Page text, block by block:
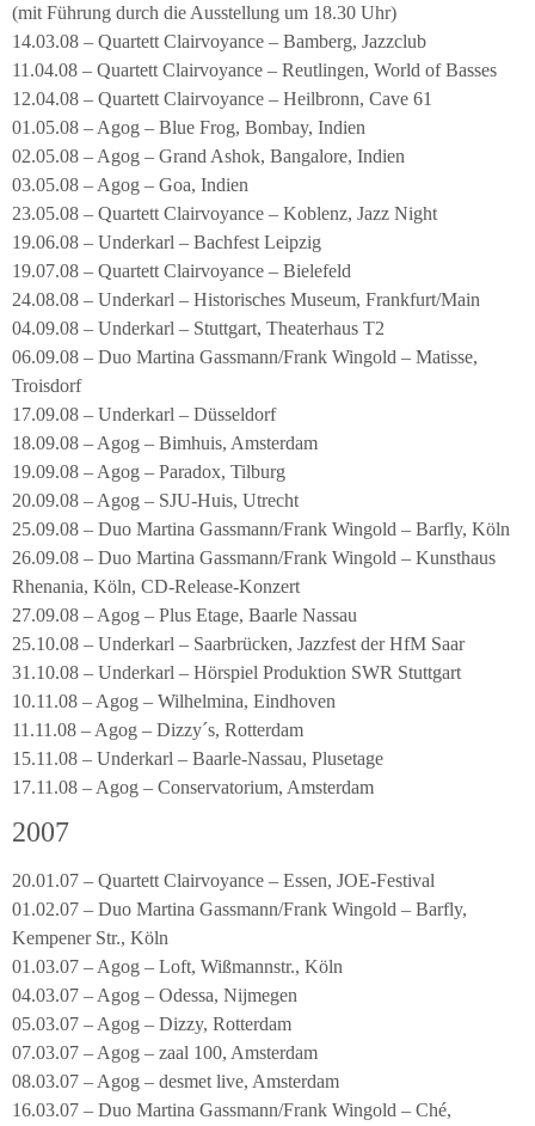
(mit Führung durch die Ausstellung um 18.30 Uhr)
14.03.08 – Quartett Clairvoyance – Bamberg, Jazzclub
11.04.08 – Quartett Clairvoyance – Reutlingen, World of Basses
12.04.08 – Quartett Clairvoyance – Heilbronn, Cave 61
01.05.08 – Agog – Blue Frog, Bombay, Indien
02.05.08 – Agog – Grand Ashok, Bangalore, Indien
03.05.08 – Agog – Goa, Indien
23.05.08 – Quartett Clairvoyance – Koblenz, Jazz Night
19.06.08 – Underkarl – Bachfest Leipzig
19.07.08 – Quartett Clairvoyance – Bielefeld
24.08.08 – Underkarl – Historisches Museum, Frankfurt/Main
04.09.08 – Underkarl – Stuttgart, Theaterhaus T2
06.09.08 – Duo Martina Gassmann/Frank Wingold – Matisse,
Troisdorf
17.09.08 – Underkarl – Düsseldorf
18.09.08 – Agog – Bimhuis, Amsterdam
19.09.08 – Agog – Paradox, Tilburg
20.09.08 – Agog – SJU-Huis, Utrecht
25.09.08 – Duo Martina Gassmann/Frank Wingold – Barfly, Köln
26.09.08 – Duo Martina Gassmann/Frank Wingold – Kunsthaus
Rhenania, Köln, CD-Release-Konzert
27.09.08 – Agog – Plus Etage, Baarle Nassau
25.10.08 – Underkarl – Saarbrücken, Jazzfest der HfM Saar
31.10.08 – Underkarl – Hörspiel Produktion SWR Stuttgart
10.11.08 – Agog – Wilhelmina, Eindhoven
11.11.08 – Agog – Dizzy´s, Rotterdam
15.11.08 – Underkarl – Baarle-Nassau, Plusetage
17.11.08 – Agog – Conservatorium, Amsterdam
2007
20.01.07 – Quartett Clairvoyance – Essen, JOE-Festival
01.02.07 – Duo Martina Gassmann/Frank Wingold – Barfly,
Kempener Str., Köln
01.03.07 – Agog – Loft, Wißmannstr., Köln
04.03.07 – Agog – Odessa, Nijmegen
05.03.07 – Agog – Dizzy, Rotterdam
07.03.07 – Agog – zaal 100, Amsterdam
08.03.07 – Agog – desmet live, Amsterdam
16.03.07 – Duo Martina Gassmann/Frank Wingold – Ché,